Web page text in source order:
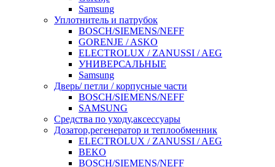
Samsung
Уплотнитель и патрубок
BOSCH/SIEMENS/NEFF
GORENJE / ASKO
ELECTROLUX / ZANUSSI / AEG
УНИВЕРСАЛЬНЫЕ
Samsung
Дверь/ петли / корпусные части
BOSCH/SIEMENS/NEFF
SAMSUNG
Средства по уходу,аксессуары
Дозатор,регенератор и теплообменник
ELECTROLUX / ZANUSSI / AEG
BEKO
BOSCH/SIEMENS/NEFF